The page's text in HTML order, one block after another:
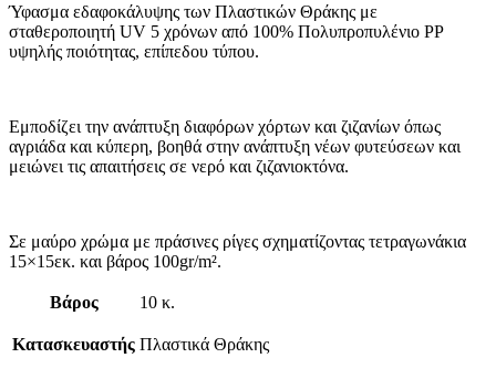
Ύφασμα εδαφοκάλυψης των Πλαστικών Θράκης με
σταθεροποιητή UV 5 χρόνων από 100% Πολυπροπυλένιο PP
υψηλής ποιότητας, επίπεδου τύπου.
Εμποδίζει την ανάπτυξη διαφόρων χόρτων και ζιζανίων όπως
αγριάδα και κύπερη, βοηθά στην ανάπτυξη νέων φυτεύσεων και
μειώνει τις απαιτήσεις σε νερό και ζιζανιοκτόνα.
Σε μαύρο χρώμα με πράσινες ρίγες σχηματίζοντας τετραγωνάκια
15×15εκ. και βάρος 100gr/m².
Βάρος 10 κ.
Κατασκευαστής Πλαστικά Θράκης